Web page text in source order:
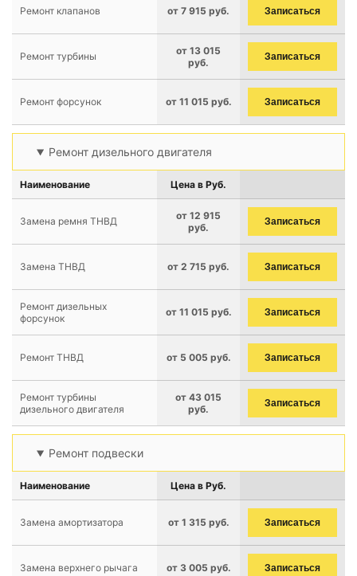
Ремонт клапанов от 7 915 руб. Записаться
Ремонт турбины
от 13 015
руб.
Записаться
Ремонт форсунок от 11 015 руб. Записаться
Ремонт дизельного двигателя
Наименование Цена в Руб.
Замена ремня ТНВД
от 12 915
руб.
Записаться
Замена ТНВД от 2 715 руб. Записаться
Ремонт дизельных
форсунок
от 11 015 руб. Записаться
Ремонт ТНВД от 5 005 руб. Записаться
Ремонт турбины
дизельного двигателя
от 43 015
руб.
Записаться
Ремонт подвески
Наименование Цена в Руб.
Замена амортизатора от 1 315 руб. Записаться
Замена верхнего рычага от 3 005 руб. Записаться